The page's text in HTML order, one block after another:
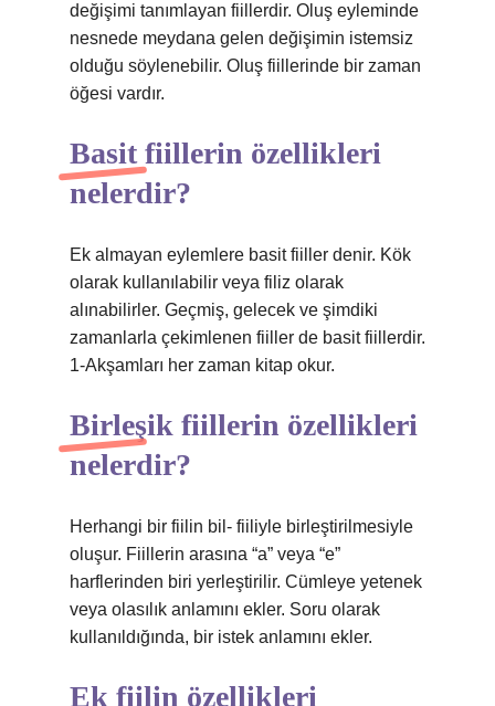
değişimi tanımlayan fiillerdir. Oluş eyleminde
nesnede meydana gelen değişimin istemsiz
olduğu söylenebilir. Oluş fiillerinde bir zaman
öğesi vardır.
Basit fiillerin özellikleri
nelerdir?
Ek almayan eylemlere basit fiiller denir. Kök
olarak kullanılabilir veya filiz olarak
alınabilirler. Geçmiş, gelecek ve şimdiki
zamanlarla çekimlenen fiiller de basit fiillerdir.
1-Akşamları her zaman kitap okur.
Birleşik fiillerin özellikleri
nelerdir?
Herhangi bir fiilin bil- fiiliyle birleştirilmesiyle
oluşur. Fiillerin arasına “a” veya “e”
harflerinden biri yerleştirilir. Cümleye yetenek
veya olasılık anlamını ekler. Soru olarak
kullanıldığında, bir istek anlamını ekler.
Ek fiilin özellikleri